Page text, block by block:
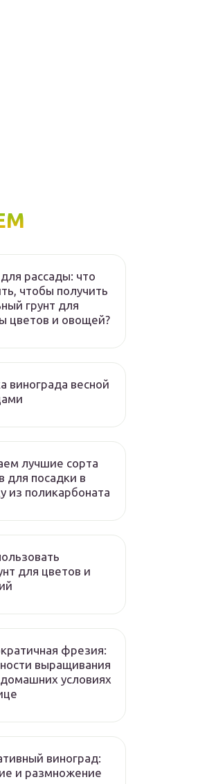
рассады: что
чтобы получить
грунт для
цветов и овощей?
винограда весной
лучшие сорта
для посадки в
из поликарбоната
для цветов и
фрезия:
выращивания
домашних условиях
виноград:
и размножение